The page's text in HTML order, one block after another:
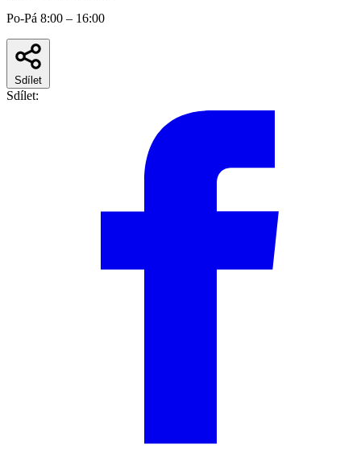
Po-Pá 8:00 – 16:00
Sdílet
Sdílet: